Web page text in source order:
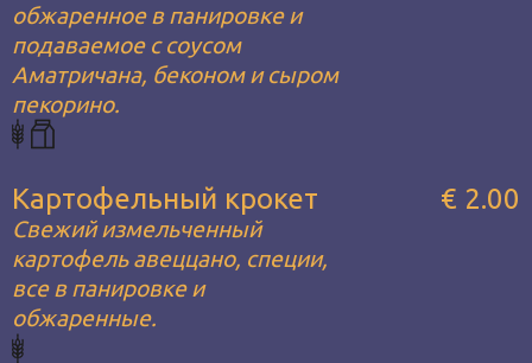
обжаренное в панировке и
подаваемое с соусом
Аматричана, беконом и сыром
пекорино.
Картофельный крокет
Свежий измельченный
картофель авеццано, специи,
все в панировке и
обжаренные.
€ 2.00